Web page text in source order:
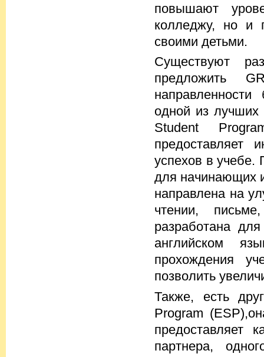
повышают
колледжу, но и
своими детьми.
Существуют
предложить
одной из лучших
Student
предоставляет
успехов в учебе.
для начинающих
направлена на
чтении,
разработана
английском
прохождения
позволить
Также, есть
Program
предоставляет
партнера,